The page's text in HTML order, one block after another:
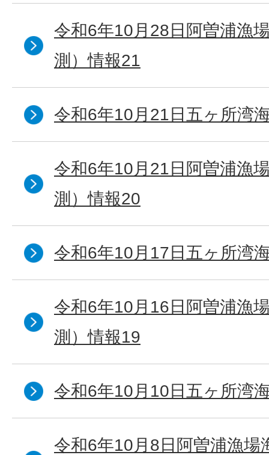
令和6年10月28日阿曽浦漁
測）情報21
令和6年10月21日五ヶ所湾
令和6年10月21日阿曽浦漁
測）情報20
令和6年10月17日五ヶ所湾
令和6年10月16日阿曽浦漁
測）情報19
令和6年10月10日五ヶ所湾
令和6年10月8日阿曽浦漁場